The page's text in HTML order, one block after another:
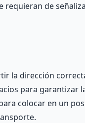
de
la dirección
para garantizar
colocar en un